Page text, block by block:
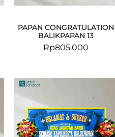
PAPAN CONGRATULATION
BALIKPAPAN 13
Rp805.000